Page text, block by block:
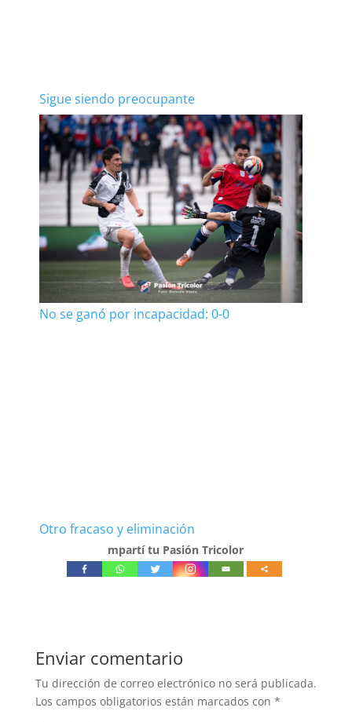
Sigue siendo preocupante
No se ganó por incapacidad: 0-0
Otro fracaso y eliminación
mpartí tu Pasión Tricolor
Enviar comentario
Tu dirección de correo electrónico no será publicada.
Los campos obligatorios están marcados con *